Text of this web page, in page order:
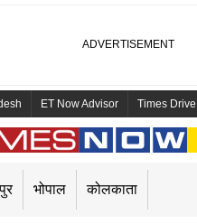
ET Now Advisor Times Drive
भोपाल कोलकाता